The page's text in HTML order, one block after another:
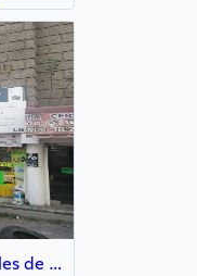
Scorpion Consumibles de Computo